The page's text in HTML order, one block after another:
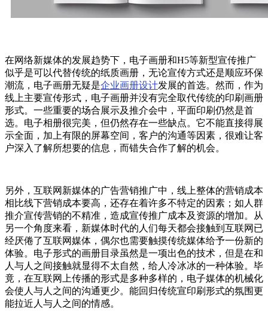
在网络新媒体的发展趋势下，电子画册和H5等新型宣传推广
似乎是可以代替传统的纸质画册，无论宣传方式还是顺应环保
潮流，电子画册无疑是企业画册设计发展的首选。然而，作为
线上主要宣传形式，电子画册并没有完全取代传统的印刷画册
形式。一些重要的场合展示及推介会中，平面印刷仍然是首
选。电子相册很完美，但仍然存在一些缺点。它不能直接得展
示全面，加上有限的屏幕空间，客户的沟通等因素，很难让客
户深入了解所想要的信息，而错失合作了解的机会。
另外，互联网新媒体的广告营销推广中，线上整体的营销成本
相比线下营销成本要高，还存在着许多不特定的因素；如人群
推介宣传营销的不精准，造成宣传推广成本及资源的增加。从
另一个角度来看，新媒体时代的人们每天都会接触到互联网已
经厌倦了互联网媒体，偶尔也需要触摸传统媒体给予一份新的
体验。电子形式的画册目录虽然是一项出色的技术，但是在和
人与人之间接触就显得不太自然，给人冷冰冰的一种体验。毕
竟，在互联网上传播的形式是多种多样的，电子媒体的机械化
会使人与人之间的沟通更少。能回归传统宣印刷形式的氛围更
能拉近人与人之间的情感。